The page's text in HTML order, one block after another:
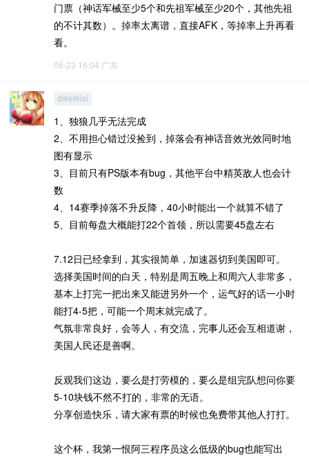
门票（神话军械至少5个和先祖军械至少20个，其他先祖
的不计其数）。掉率太离谱，直接AFK，等掉率上升再看
看。
06-23 16:04 广东
dikefeisi
1、独狼几乎无法完成
2、不用担心错过没捡到，掉落会有神话音效光效同时地
图有显示
3、目前只有PS版本有bug，其他平台中精英敌人也会计
数
4、14赛季掉落不升反降，40小时能出一个就算不错了
5、目前每盘大概能打22个首领，所以需要45盘左右
7.12日已经拿到，其实很简单，加速器切到美国即可。
选择美国时间的白天，特别是周五晚上和周六人非常多，
基本上打完一把出来又能进另外一个，运气好的话一小时
能打4-5把，可能一个周末就完成了。
气氛非常良好，会等人，有交流，完事儿还会互相道谢，
美国人民还是善啊。
反观我们这边，要么是打劳模的，要么是组完队想问你要
5-10块钱不然不打的，非常的无语。
分享创造快乐，请大家有票的时候也免费带其他人打打。
这个杯，我第一恨阿三程序员这么低级的bug也能写出